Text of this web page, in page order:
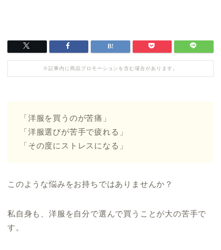
※記事内に商品プロモーションを含む場合があります。
「洋服を買うのが苦痛」
「洋服選びが苦手で疲れる」
「その度にストレスになる」
このような悩みをお持ちではありませんか？
私自身も、洋服を自分で選んで買うことが大の苦手で
す。